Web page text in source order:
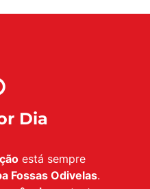
Dia
está sempre
Fossas Odivelas.